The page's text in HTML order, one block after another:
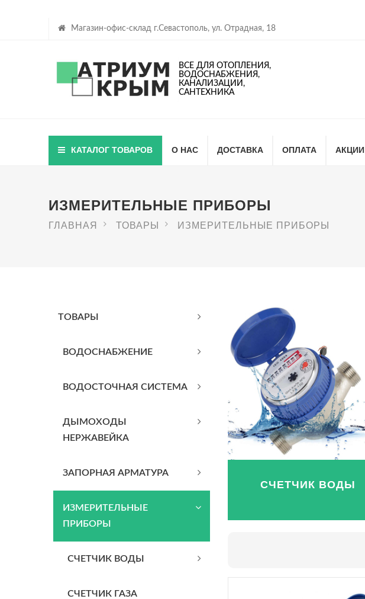
Магазин-офис-склад г.Севастополь, ул. Отрадная, 18
ВСЕ ДЛЯ ОТОПЛЕНИЯ,
ВОДОСНАБЖЕНИЯ,
КАНАЛИЗАЦИИ,
САНТЕХНИКА
КАТАЛОГ ТОВАРОВ О НАС ДОСТАВКА ОПЛАТА АКЦИИ
ИЗМЕРИТЕЛЬНЫЕ ПРИБОРЫ
ГЛАВНАЯ ТОВАРЫ ИЗМЕРИТЕЛЬНЫЕ ПРИБОРЫ
ТОВАРЫ
BОДОСНАБЖЕНИЕ
ВОДОСТОЧНАЯ СИСТЕМА
ДЫМОХОДЫ
НЕРЖАВЕЙКА
ЗАПОРНАЯ АРМАТУРА
ИЗМЕРИТЕЛЬНЫЕ
ПРИБОРЫ
СЧЕТЧИК ВОДЫ
СЧЕТЧИК ГАЗА
СЧЕТЧИК ВОДЫ